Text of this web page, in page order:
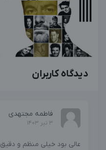
دیدگاه کاربران
فاطمه مجتهدی
3 تیر 1403
عالی بود خیلی منظم و دقیق